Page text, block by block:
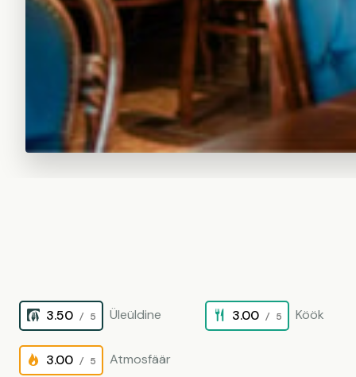
3.50 / 5 Üleüldine 3.00 / 5 Köök
3.00 / 5 Atmosfäär